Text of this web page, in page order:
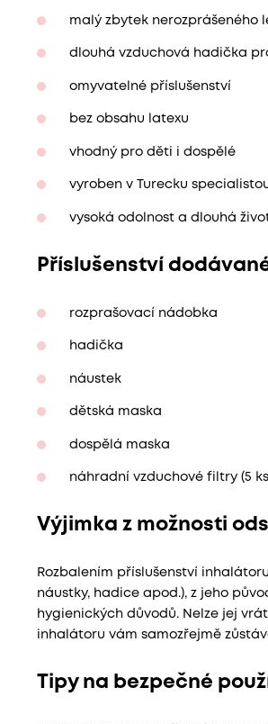
malý zbytek nerozprášeného
dlouhá vzduchová hadička
omyvatelné příslušenství
bez obsahu latexu
vhodný pro děti i dospělé
vyroben v Turecku
vysoká odolnost a dlouhá
Příslušenství
rozprašovací nádobka
hadička
náustek
dětská maska
dospělá maska
náhradní vzduchové filtry (5
Výjimka z možnosti
Rozbalením příslušenství
náustky, hadice apod.), z jeho
hygienických důvodů. Nelze jej
inhalátoru vám samozřejmě
Tipy na bezpečné